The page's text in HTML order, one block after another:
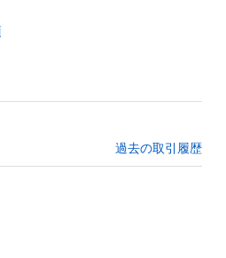
過去の取引履歴